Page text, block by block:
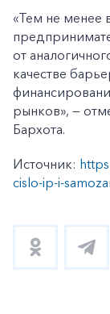
«Тем не менее
от
качестве
рынков», —
Бархота.
Источник:
cislo-ip-i-